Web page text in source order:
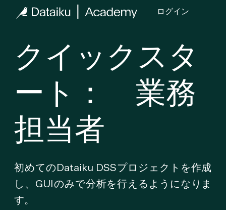
ログイン
クイックスタ
ート： 業務
担当者
初めてのDataiku DSSプロジェクトを作成
し、GUIのみで分析を行えるようになりま
す。